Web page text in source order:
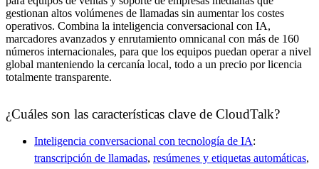
gestionan altos volúmenes de llamadas sin aumentar los costes
operativos. Combina la inteligencia conversacional con IA,
marcadores avanzados y enrutamiento omnicanal con más de 160
números internacionales, para que los equipos puedan operar a nivel
global manteniendo la cercanía local, todo a un precio por licencia
totalmente transparente.
¿Cuáles son las características clave de CloudTalk?
Inteligencia conversacional con tecnología de IA:
transcripción de llamadas, resúmenes y etiquetas automáticas,